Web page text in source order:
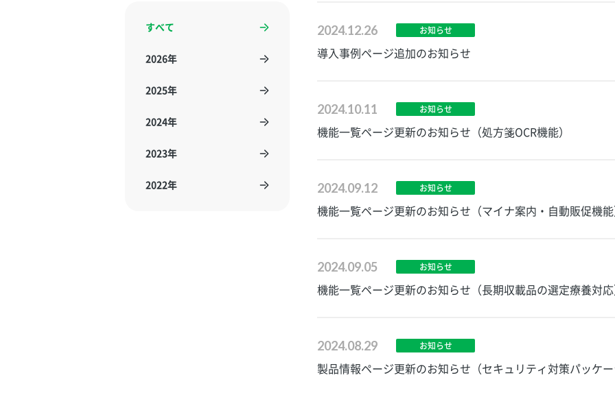
すべて
2026年
2025年
2024年
2023年
2022年
2024.12.26 お知らせ
導入事例ページ追加のお知らせ
2024.10.11 お知らせ
機能一覧ページ更新のお知らせ（処方箋OCR機能）
2024.09.12 お知らせ
機能一覧ページ更新のお知らせ（マイナ案内・自動販促機
2024.09.05 お知らせ
機能一覧ページ更新のお知らせ（長期収載品の選定療養対
2024.08.29 お知らせ
製品情報ページ更新のお知らせ（セキュリティ対策パッケ